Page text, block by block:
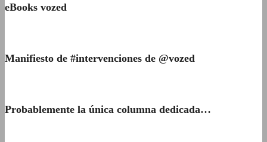
eBooks vozed
Manifiesto de #intervenciones de @vozed
Probablemente la única columna dedicada…